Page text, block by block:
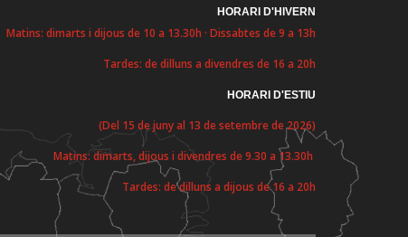
HORARI D'HIVERN
Matins: dimarts i dijous de 10 a 13.30h · Dissabtes de 9 a 13h
Tardes: de dilluns a divendres de 16 a 20h
HORARI D'ESTIU
(Del 15 de juny al 13 de setembre de 2026)
Matins: dimarts, dijous i divendres de 9.30 a 13.30h
Tardes: de dilluns a dijous de 16 a 20h